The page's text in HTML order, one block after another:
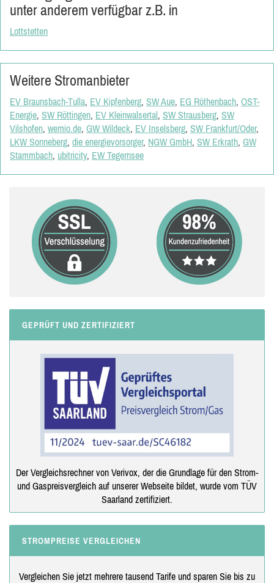
unter anderem verfügbar z.B. in
Lottstetten
Weitere Stromanbieter
EV Braunsbach-Tulla, EV Kipfenberg, SW Aue, EG Röthenbach, OST-
Energie, SW Röttingen, EV Kleinwalsertal, SW Strausberg, SW
Vilshofen, wemio.de, GW Wildeck, EV Inselsberg, SW Frankfurt/Oder,
LKW Sonneberg, die energievorsorger, NGW GmbH, SW Erkrath, GW
Stammbach, ubitricity, EW Tegernsee
GEPRÜFT UND ZERTIFIZIERT
Der Vergleichsrechner von Verivox, der die Grundlage für den Strom-
und Gaspreisvergleich auf unserer Webseite bildet, wurde vom TÜV
Saarland zertifiziert.
STROMPREISE VERGLEICHEN
Vergleichen Sie jetzt mehrere tausend Tarife und sparen Sie bis zu